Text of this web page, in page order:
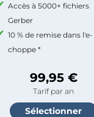
Accès à 5000+ fichiers
Gerber
10 % de remise dans l'e-
choppe *
99,95 €
Tarif par an